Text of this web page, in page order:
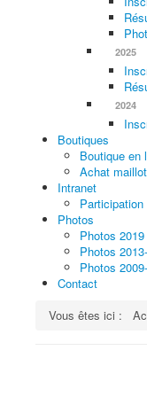
2025
2024
Boutiques
Boutique en
Achat
Intranet
Photos
Photos 2019
Photos
Photos
Contact
Vous êtes ici :